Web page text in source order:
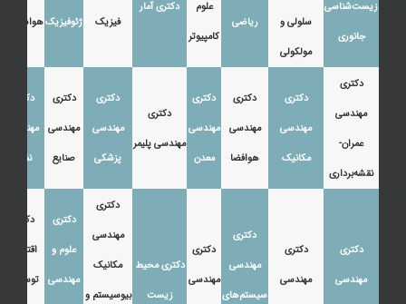
زیست‌شناسی
جانوری
سلولی و
مولکولی
ریاضی
علوم
کامپیوتر
دکتری آمار
فیزیک
ژئوفیزیکهواشناسی
دکتری
مهندسی
عمران-
نقشه‌برداری
دکتری
مهندسی
مکانیک
دکتری
مهندسی
هوافضا
دکتری
مهندسی
معدن
دکتری
مهندسی پلیمر
دکتری
مهندسی
پزشکی
دکتری
مهندسی
صنایع
دکتری
مهندسی
نفت
دکتری
مهندسی
دکتری
مهندسی
دکتری
مهندسی
سیستم‌های
دکتری
مهندسی
دکتری محیط
زیست
دکتری
مهندسی
مکانیک
بیوسیستم و
دکتری
علوم و
مهندسی
دکتری
اقتصاد،
توسعه و